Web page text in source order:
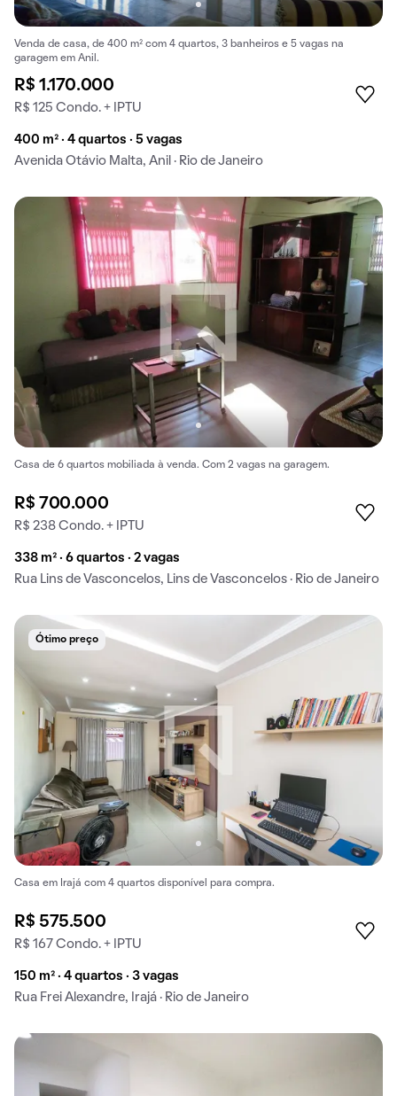
Venda de casa, de 400 m² com 4 quartos, 3 banheiros e 5 vagas na
garagem em Anil.
R$ 1.170.000
R$ 125 Condo. + IPTU
400 m² · 4 quartos · 5 vagas
Avenida Otávio Malta, Anil · Rio de Janeiro
Casa de 6 quartos mobiliada à venda. Com 2 vagas na garagem.
R$ 700.000
R$ 238 Condo. + IPTU
338 m² · 6 quartos · 2 vagas
Rua Lins de Vasconcelos, Lins de Vasconcelos · Rio de Janeiro
Ótimo preço
Casa em Irajá com 4 quartos disponível para compra.
R$ 575.500
R$ 167 Condo. + IPTU
150 m² · 4 quartos · 3 vagas
Rua Frei Alexandre, Irajá · Rio de Janeiro